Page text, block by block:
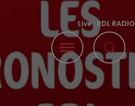
Live : RDL RADIO